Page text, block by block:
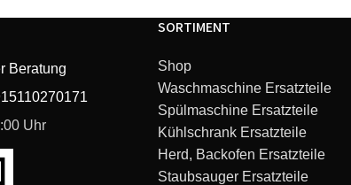
ESAM 5500 R Perfecta Wurzelholz
EAM 3400.S Magnifica Digital
ESAM 5600 S Perfecta Cappuccino
ESAM 5600 Perfecta Kaffeevollautomat
Beratung
Uhr
SORTIMENT
Shop
Waschmaschine Ersatzteile
Spülmaschine Ersatzteile
Kühlschrank Ersatzteile
Herd, Backofen Ersatzteile
Staubsauger Ersatzteile